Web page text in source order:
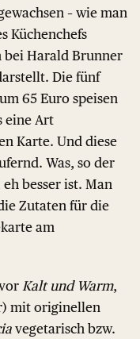
– wie man
Küchenchefs
bei Harald Brunner
Die fünf
65 Euro speisen
eine Art
Karte. Und diese
Was, so der
besser ist. Man
Zutaten für die
am
Kalt und Warm,
mit originellen
vegetarisch bzw.